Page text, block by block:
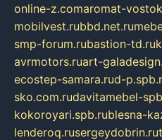
online-z.comaromat-
mobilvest.rubbd.net.ru
smp-forum.rubastion-td.ru
avrmotors.ruart-
ecostep-samara.rud-
sko.com.rudavitamebel-
kokoroyari.spb.rublesna-
lenderoq.rusergeydobrin.ru